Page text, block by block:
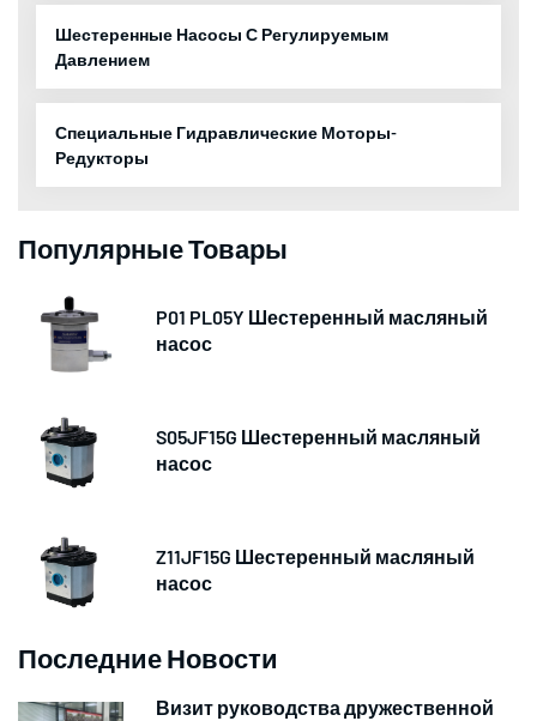
Шестеренные Насосы С Регулируемым
Давлением
Специальные Гидравлические Моторы-
Редукторы
Популярные Товары
P01 PL05Y Шестеренный масляный
насос
S05JF15G Шестеренный масляный
насос
Z11JF15G Шестеренный масляный
насос
Последние Новости
Визит руководства дружественной